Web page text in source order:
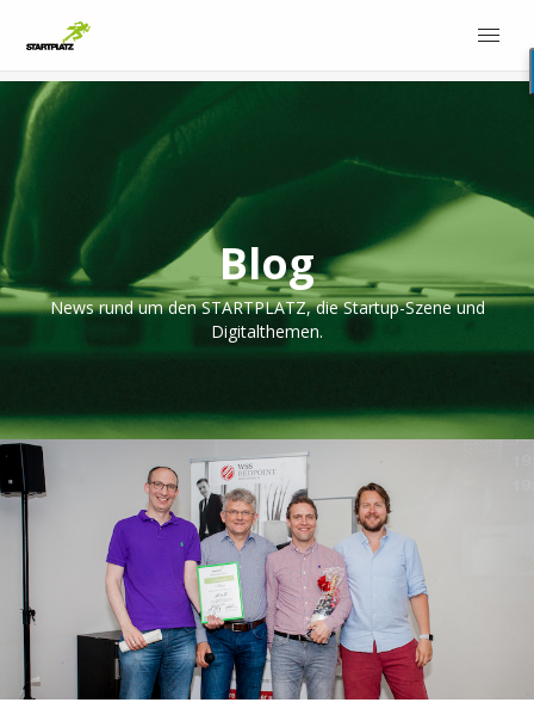
Blog
News rund um den STARTPLATZ, die Startup-Szene und
Digitalthemen.